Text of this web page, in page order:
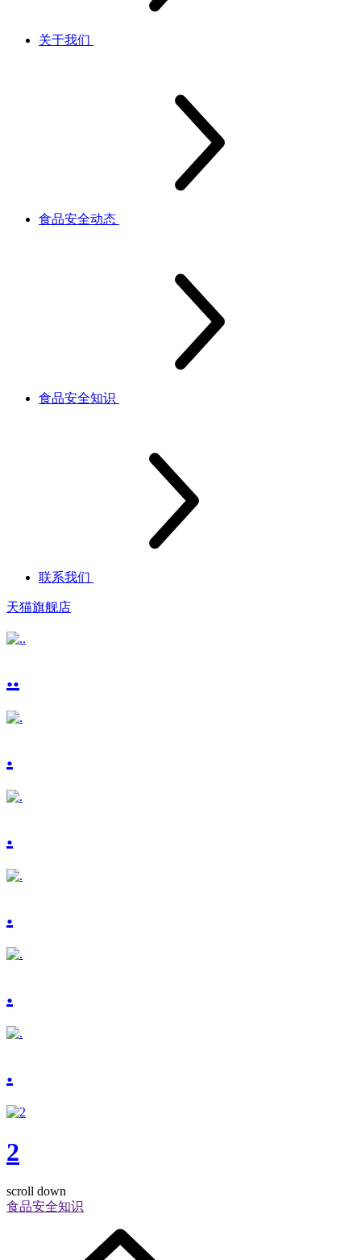
关于我们
食品安全动态
食品安全知识
联系我们
天猫旗舰店
..
.
.
.
.
.
2
scroll down
食品安全知识